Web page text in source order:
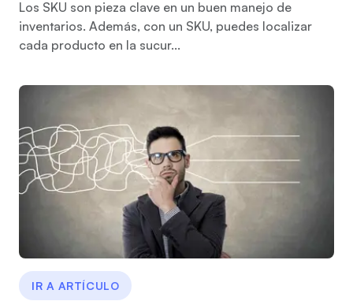
Los SKU son pieza clave en un buen manejo de
inventarios. Además, con un SKU, puedes localizar
cada producto en la sucur...
IR A ARTÍCULO